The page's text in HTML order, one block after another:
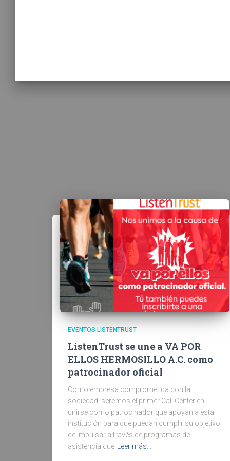
EVENTOS LISTENTRUST
ListenTrust se une a VA POR
ELLOS HERMOSILLO A.C. como
patrocinador oficial
Como empresa comprometida con la
sociedad, seremos el primer Call Center en
unirse como patrocinador que apoyan a esta
institución para que puedan cumplir su objetivo
de impulsar a través de programas de
asistencia que
Leer más…